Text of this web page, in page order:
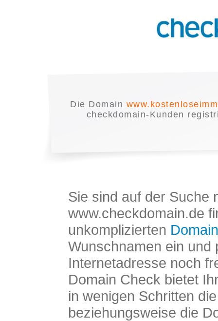
Die Domain
checkdomain-Kunden
Sie sind auf der Suche
www.checkdomain.de
unkomplizierten
Wunschnamen ein und
Internetadresse noch
Domain Check bietet
in wenigen Schritten
beziehungsweise die